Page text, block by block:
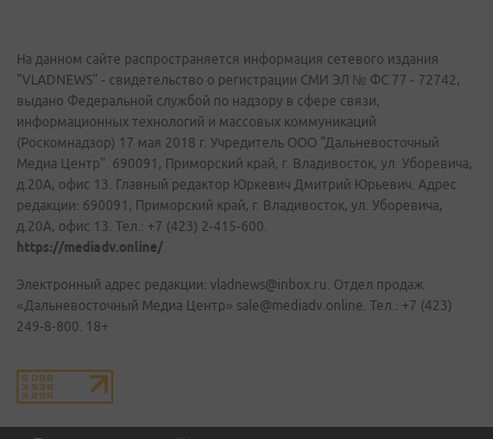
На данном сайте распространяется информация сетевого издания
"VLADNEWS" - свидетельство о регистрации СМИ ЭЛ № ФС 77 - 72742,
выдано Федеральной службой по надзору в сфере связи,
информационных технологий и массовых коммуникаций
(Роскомнадзор) 17 мая 2018 г. Учредитель ООО "Дальневосточный
Медиа Центр". 690091, Приморский край, г. Владивосток, ул. Уборевича,
д.20А, офис 13. Главный редактор Юркевич Дмитрий Юрьевич. Адрес
редакции: 690091, Приморский край, г. Владивосток, ул. Уборевича,
д.20А, офис 13. Тел.: +7 (423) 2-415-600.
https://mediadv.online/
Электронный адрес редакции: vladnews@inbox.ru. Отдел продаж
«Дальневосточный Медиа Центр» sale@mediadv.online. Тел.: +7 (423)
249-8-800. 18+